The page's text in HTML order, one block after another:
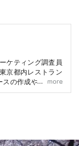
ケティング調査員
京都内レストラン
スの作成や、宿・
も手掛けてきまし
す。
more